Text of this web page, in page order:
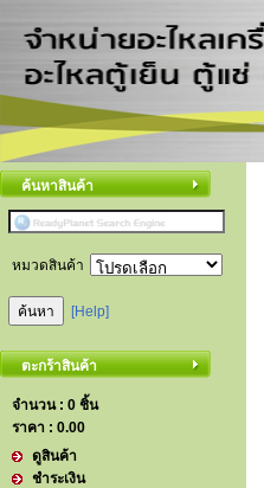
ค้นหาสินค้า
หมวดสินค้า
[Help]
ตะกร้าสินค้า
จำนวน : 0 ชิ้น
ราคา : 0.00
ดูสินค้า
ชำระเงิน